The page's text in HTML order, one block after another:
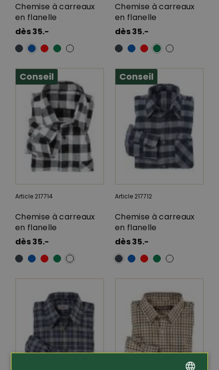
Chemise à carreaux
en flanelle
dès 35.-
Chemise à carreaux
en flanelle
dès 35.-
Conseil
Article 217714
Chemise à carreaux
en flanelle
dès 35.-
Conseil
Article 217712
Chemise à carreaux
en flanelle
dès 35.-